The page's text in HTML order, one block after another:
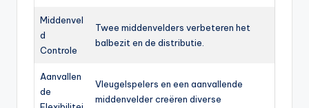
Middenvel
d
Controle
Twee middenvelders verbeteren het
balbezit en de distributie.
Aanvallen
de
Vleugelspelers en een aanvallende
middenvelder creëren diverse